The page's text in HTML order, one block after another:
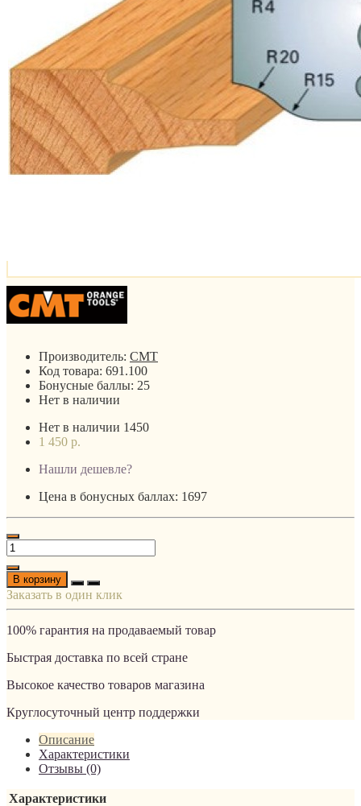
Производитель: CMT
Код товара: 691.100
Бонусные баллы: 25
Нет в наличии
Нет в наличии 1450
1 450 р.
Нашли дешевле?
Цена в бонусных баллах: 1697
В корзину
Заказать в один клик
100% гарантия на продаваемый товар
Быстрая доставка по всей стране
Высокое качество товаров магазина
Круглосуточный центр поддержки
Описание
Характеристики
Отзывы (0)
Характеристики